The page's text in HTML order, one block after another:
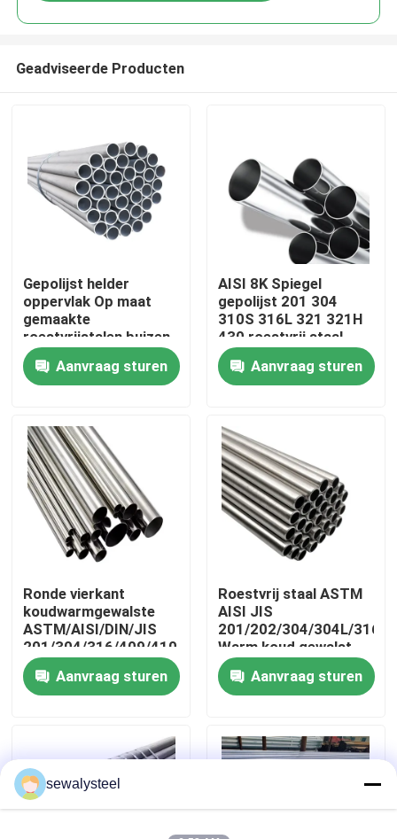
Thuis
Producten
Videos
Over ons
Fabrieksreis
Kwaliteitscontrole
Contacteer ons
Alle Gevallen
Geadviseerde Producten
Gepolijst helder
oppervlak Op maat
gemaakte
roestvrijstalen buizen
koudgewalste
roestvrijstalen buizen
Aanvraag sturen
AISI 8K Spiegel
gepolijst 201 304
310S 316L 321 321H
430 roestvrij staal
gepijpt naadloos
roestvrij staal buis
Aanvraag sturen
Ronde vierkant
koudwarmgewalste
ASTM/AISI/DIN/JIS
201/304/316/409/410/430/316L/304L
roestvrij staal
naadloos / gelast buis
Aanvraag sturen
Roestvrij staal ASTM
AISI JIS
201/202/304/304L/316/
Warm koud gewalst
Aanvraag sturen
sewalysteel